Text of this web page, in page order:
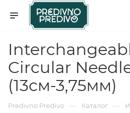
Circular
(13см-3,75мм)
Predivno Predivo — Каталог —